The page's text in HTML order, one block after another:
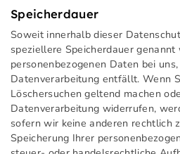
Speicherdauer
Soweit innerhalb dieser
speziellere Speicherdauer
personenbezogenen Daten bei
Datenverarbeitung entfällt. Wenn
Löschersuchen geltend machen
Datenverarbeitung widerrufen,
sofern wir keine anderen rechtlich
Speicherung Ihrer